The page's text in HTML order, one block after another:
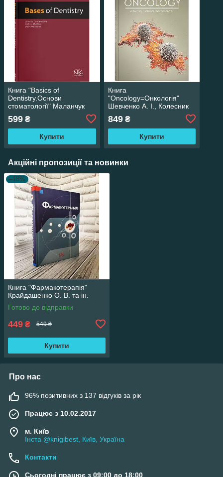
Книга "Basics of
Dentistry.Основи
стоматології" Маланчук
599 ₴
Купити
Книга
"Oncology=Онкологія"
Шевченко А. І., Колесник
О. П., Шевченко Н. Ф. та
ін.
849₴
Купити
Акційні пропозиції та новинки
–18%
Книга "Фармакотерапія"
Крайдашенко О. В. та ін.
Готово до відправки
449 ₴ 549 ₴
Купити
Про нас
96% позитивних з 137 відгуків за рік
Працює з 10.02.2017
м. Київ
Інста @knigibest, Київ, Україна
Контакти
Сьогодні працює з 09:00 до 18:00